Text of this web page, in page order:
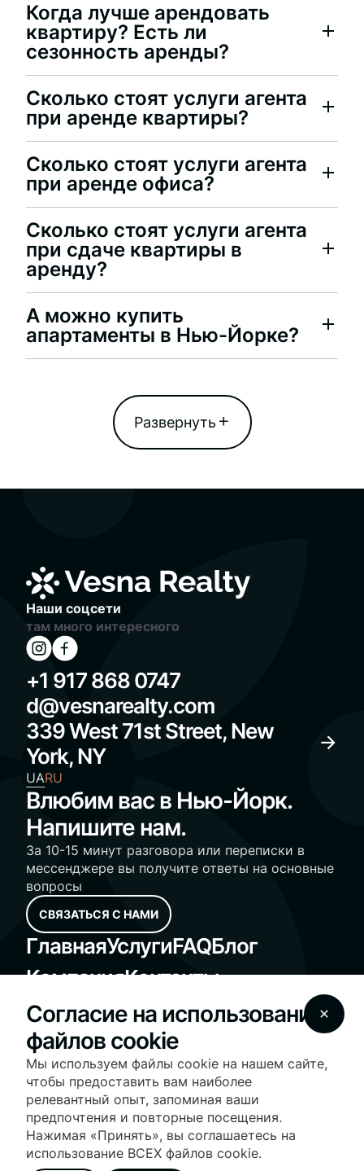
Когда лучше арендовать
квартиру? Есть ли
сезонность аренды?
Сколько стоят услуги агента
при аренде квартиры?
Сколько стоят услуги агента
при аренде офиса?
Сколько стоят услуги агента
при сдаче квартиры в
аренду?
А можно купить
апартаменты в Нью-Йорке?
Наши соцсети
там много интересного
+1 917 868 0747
d@vesnarealty.com
339 West 71st Street, New
York, NY
UARU
Влюбим вас в Нью-Йорк.
Напишите нам.
За 10-15 минут разговора или переписки в
мессенджере вы получите ответы на основные
вопросы
СВЯЗАТЬСЯ С НАМИ
ГлавнаяУслугиFAQБлог
КомпанияКонтакты
Standard Operating Procedures
Fair Housing Notice
© 2025 Vesna Realty - vesnarealty.com | License
#10991236030 | All Rights Reserved
На нашем сайте используются файлы cookie для
оптимизации работы сайта и предоставления
персонализированных услуг и рекламы. Продолжая
использовать сайт, вы соглашаетесь с нашими
условиями использования файлов cookie.
Дополнительную информацию о нашей политике
конфиденциальности и настройках файлов cookie вы
Согласие на использование
файлов cookie
Мы используем файлы cookie на нашем сайте,
чтобы предоставить вам наиболее
релевантный опыт, запоминая ваши
предпочтения и повторные посещения.
Нажимая «Принять», вы соглашаетесь на
использование ВСЕХ файлов cookie.